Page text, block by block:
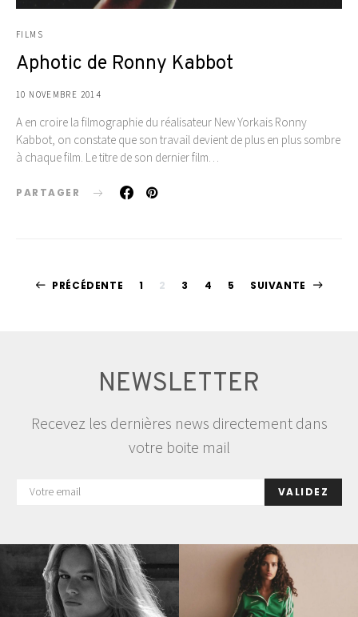
FILMS
Aphotic de Ronny Kabbot
10 NOVEMBRE 2014
A en croire la filmographie du réalisateur New Yorkais Ronny
Kabbot, on constate que son travail devient de plus en plus sombre
à chaque film. Le titre de son dernier film…
PARTAGER
Pagination
PRÉCÉDENTE 1 2 3 4 5 SUIVANTE
NEWSLETTER
Recevez les dernières news directement dans
votre boite mail
VALIDEZ